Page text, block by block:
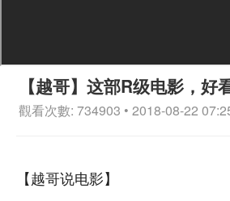
【越哥】这部R级电影，好
觀看次數: 734903 • 2018-08-22
【越哥说电影】